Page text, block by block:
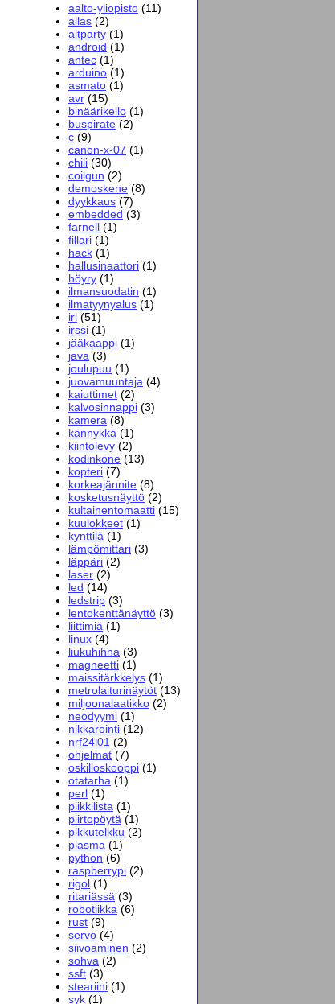
aalto-yliopisto (11)
allas (2)
altparty (1)
android (1)
antec (1)
arduino (1)
asmato (1)
avr (15)
binäärikello (1)
buspirate (2)
c (9)
canon-x-07 (1)
chili (30)
coilgun (2)
demoskene (8)
dyykkaus (7)
embedded (3)
farnell (1)
fillari (1)
hack (1)
hallusinaattori (1)
höyry (1)
ilmansuodatin (1)
ilmatyynyalus (1)
irl (51)
irssi (1)
jääkaappi (1)
java (3)
joulupuu (1)
juovamuuntaja (4)
kaiuttimet (2)
kalvosinnappi (3)
kamera (8)
kännykkä (1)
kiintolevy (2)
kodinkone (13)
kopteri (7)
korkeajännite (8)
kosketusnäyttö (2)
kultainentomaatti (15)
kuulokkeet (1)
kynttilä (1)
lämpömittari (3)
läppäri (2)
laser (2)
led (14)
ledstrip (3)
lentokenttänäyttö (3)
liittimiä (1)
linux (4)
liukuhihna (3)
magneetti (1)
maissitärkkelys (1)
metrolaiturinäytöt (13)
miljoonalaatikko (2)
neodyymi (1)
nikkarointi (12)
nrf24l01 (2)
ohjelmat (7)
oskilloskooppi (1)
otatarha (1)
perl (1)
piikkilista (1)
piirtopöytä (1)
pikkutelkku (2)
plasma (1)
python (6)
raspberrypi (2)
rigol (1)
ritariässä (3)
robotiikka (6)
rust (9)
servo (4)
siivoaminen (2)
sohva (2)
ssft (3)
steariini (1)
syk (1)